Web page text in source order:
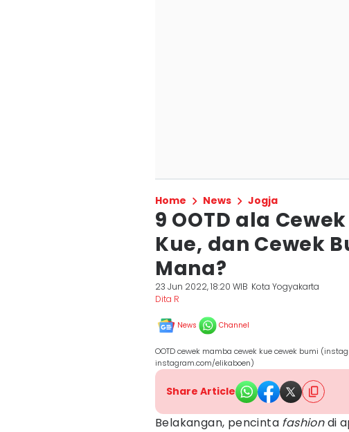
Home News Jogja
9 OOTD ala
Kue, dan Cewek
Mana?
23 Jun 2022, 18:20 WIB Kota Yogyakarta
Dita R
News Channel
OOTD cewek mamba cewek kue cewek bumi
instagram.com/elikaboen)
Share Article
Belakangan, pencinta fashiondi